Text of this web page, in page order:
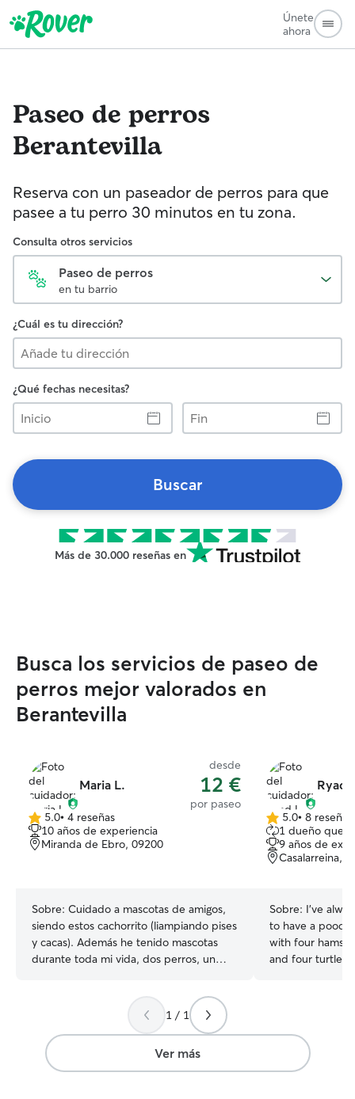
Únete
ahora
Paseo de perros
Berantevilla
Reserva con un paseador de perros para que
pasee a tu perro 30 minutos en tu zona.
Consulta otros servicios
Paseo de perros
en tu barrio
¿Cuál es tu dirección?
¿Qué fechas necesitas?
Inicio
Fin
Buscar
Más de 30.000 reseñas en
Busca los servicios de paseo de
perros mejor valorados en
Berantevilla
Maria L.
desde
12 €
por paseo
5.0
de
5
5.0• 4 reseñas
10 años de experiencia
Miranda de Ebro, 09200
Sobre: Cuidado a mascotas de amigos,
siendo estos cachorrito (liampiando pises
y cacas). Además he tenido mascotas
durante toda mi vida, dos perros, un
y cuidados distintos. Un encanto cuidar
pero tengo un turno flexible que va
cambiando. Eso hace que pueda tener
disponibilidad a lo largo de todo el dia
Ryad
5.0
de
5
estrellas
5.0• 8 reseñas
1 dueño que
9 años de
Casalarreina,
Sobre: I’ve
to have a
with four
and four turtles.
and happiness they
have always
so taking care
1 / 1
Ver más